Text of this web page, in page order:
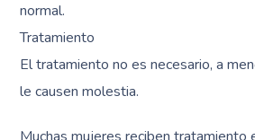
normal.
Tratamiento
El tratamiento no es necesario, a
le causen molestia.